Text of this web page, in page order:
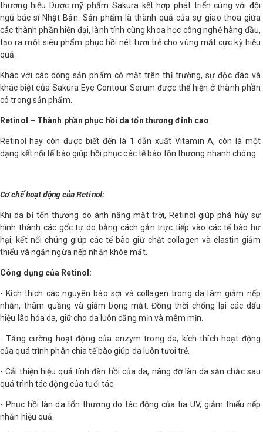
Z
thương hiệu Dược mỹ phẩm Sakura kết hợp phát triển cùng với đội
ngũ bác sĩ Nhật Bản. Sản phẩm là thành quả của sự giao thoa giữa
các thành phần hiện đại, lành tính cùng khoa học công nghệ hàng đầu,
tạo ra một siêu phẩm phục hồi nét tươi trẻ cho vùng mắt cực kỳ hiệu
quả.
Khác với các dòng sản phẩm có mặt trên thị trường, sự độc đáo và
khác biệt của Sakura Eye Contour Serum được thể hiện ở thành phần
có trong sản phẩm.
Retinol – Thành phần phục hồi da tổn thương đỉnh cao
Retinol hay còn được biết đến là 1 dẫn xuất Vitamin A, còn là một
dạng kết nối tế bào giúp hồi phục các tế bào tồn thương nhanh chóng.
Cơ chế hoạt động của Retinol:
Khi da bị tổn thương do ánh nắng mặt trời, Retinol giúp phá hủy sự
hình thành các gốc tự do bằng cách gắn trực tiếp vào các tế bào hư
hại, kết nối chúng giúp các tế bào giữ chặt collagen và elastin giảm
thiểu và ngăn ngừa nếp nhăn khóe mắt.
Công dụng của Retinol:
- Kích thích các nguyên bào sợi và collagen trong da làm giảm nếp
nhăn, thâm quầng và giảm bọng mắt. Đồng thời chống lại các dấu
hiệu lão hóa da, giữ cho da luôn căng mịn và mêm mịn.
- Tăng cường hoạt động của enzym trong da, kích thích hoạt động
của quá trình phân chia tế bào giúp da luôn tươi trẻ.
- Cải thiện hiệu quả tính đàn hồi của da, nâng đỡ làn da săn chắc sau
quá trình tác động của tuổi tác.
- Phục hồi làn da tổn thương do tác động của tia UV, giảm thiểu nếp
nhăn hiệu quả.